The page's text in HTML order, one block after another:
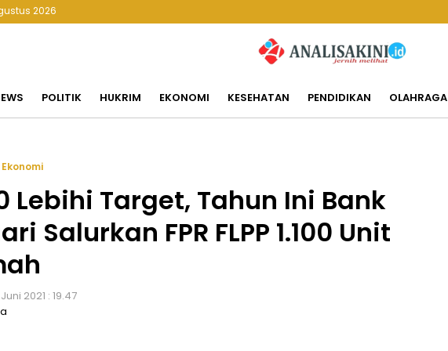
2026
POLITIK HUKRIM EKONOMI KESEHATAN PENDIDIKAN OLAHRAGA
Ekonomi
Lebihi Target, Tahun Ini Bank
Salurkan FPR FLPP 1.100 Unit
2021 : 19.47